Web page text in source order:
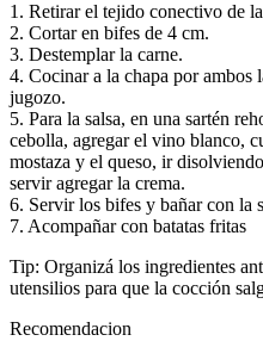
1. Retirar el tejido conectivo de
2. Cortar en bifes de 4 cm.
3. Destemplar la carne.
4. Cocinar a la chapa por ambos
jugozo.
5. Para la salsa, en una sartén
cebolla, agregar el vino blanco,
mostaza y el queso, ir
servir agregar la crema.
6. Servir los bifes y bañar con la
7. Acompañar con batatas fritas
Tip: Organizá los ingredientes
utensilios para que la cocción
Recomendacion